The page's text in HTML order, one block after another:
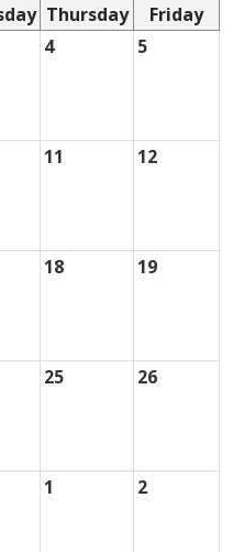
Thursday
Friday
4 5
11 12
18 19
25 26
1 2